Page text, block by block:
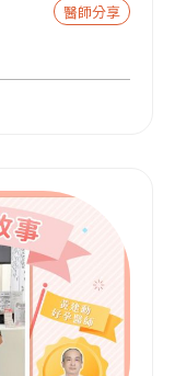
醫師分享